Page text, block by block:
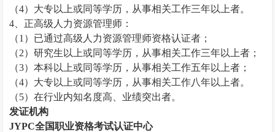
（4）大专以上或同等学历，从事相关工作三年以上者。
4、正高级 人力资源管理师 ：
（1）已通过高级 人力资源管理师资格认证者；
（2）研究生以上或同等学历，从事相关工作三年以上者；
（3）本科以上或同等学历，从事相关工作五年以上者；
（4）大专以上或同等学历，从事相关工作八年以上者。
（5）在行业内知名度高、业绩突出者。
发证机构
JYPC全国职业资格考试认证中心